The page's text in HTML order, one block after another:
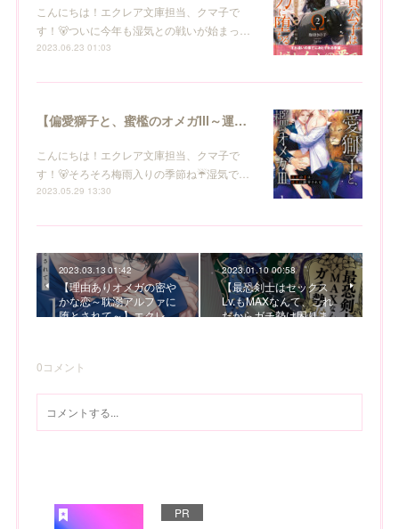
こんにちは！エクレア文庫担当、クマ子で
す！🐻ついに今年も湿気との戦いが始まっ…
2023.06.23 01:03
【偏愛獅子と、蜜檻のオメガⅢ～運命の番は純血に翻弄される～】エクレア文庫６月電子新刊のお知らせ
こんにちは！エクレア文庫担当、クマ子で
す！🐻そろそろ梅雨入りの季節ね☔湿気で…
2023.05.29 13:30
2023.03.13 01:42
【理由ありオメガの密や
かな恋～耽溺アルファに
堕とされて～】エクレ…
2023.01.10 00:58
【最恐剣士はセックス
Lv.もMAXなんて、これ
だからガチ勢は困りま…
0コメント
PR